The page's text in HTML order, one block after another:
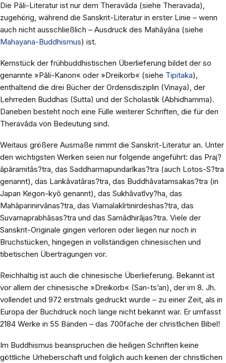
Die Pâli-Literatur ist nur dem Theravâda (siehe Theravada),
zugehörig, während die Sanskrit-Literatur in erster Linie – wenn
auch nicht ausschließlich – Ausdruck des Mahâyâna (siehe
Mahayana-Buddhismus) ist.
Kernstück der frühbuddhistischen Überlieferung bildet der so
genannte »Pâli-Kanon« oder »Dreikorb« (siehe Tipitaka),
enthaltend die drei Bücher der Ordensdisziplin (Vinaya), der
Lehrreden Buddhas (Sutta) und der Scholastik (Abhidhamma).
Daneben besteht noch eine Fülle weiterer Schriften, die für den
Theravâda von Bedeutung sind.
Weitaus größere Ausmaße nimmt die Sanskrit-Literatur an. Unter
den wichtigsten Werken seien nur folgende angeführt: das Praj?
âpâramitâs?tra, das Saddharmapundarîkas?tra (auch Lotos-S?tra
genannt), das Lankâvatâras?tra, das Buddhâvatamsakas?tra (in
Japan Kegon-kyô genannt), das Sukhâvatîvy?ha, das
Mahâparinirvânas?tra, das Viamalakîrtinirdeshas?tra, das
Suvarnaprabhâsas?tra und das Samâdhirâjas?tra. Viele der
Sanskrit-Originale gingen verloren oder liegen nur noch in
Bruchstücken, hingegen in vollständigen chinesischen und
tibetischen Übertragungen vor.
Reichhaltig ist auch die chinesische Überlieferung. Bekannt ist
vor allem der chinesische »Dreikorb« (San-ts’an), der im 8. Jh.
vollendet und 972 erstmals gedruckt wurde – zu einer Zeit, als in
Europa der Buchdruck noch lange nicht bekannt war. Er umfasst
2184 Werke in 55 Bänden – das 700fache der christlichen Bibel!
Im Buddhismus beanspruchen die heiligen Schriften keine
göttliche Urheberschaft und folglich auch keinen der christlichen